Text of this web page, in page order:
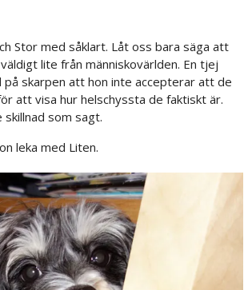
Stor med såklart. Låt oss bara säga att
lite från människovärlden. En tjej
på skarpen att hon inte accepterar att de
att visa hur helschyssta de faktiskt är.
som sagt.
leka med Liten.